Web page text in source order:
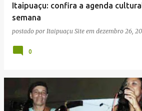
Itaipuaçu: confira a agenda
semana
postado por Itaipuaçu Site em dezembro 26,
0